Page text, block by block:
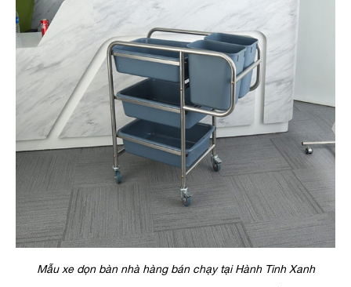
Mẫu xe dọn bàn nhà hàng bán chạy tại Hành Tinh Xanh